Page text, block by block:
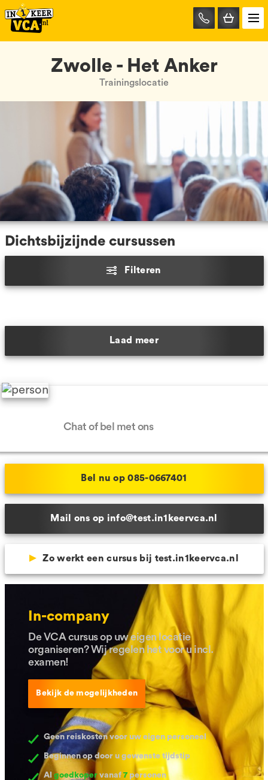
085-
0667401
Zwolle - Het Anker
Trainingslocatie
Dichtsbijzijnde cursussen
Filteren
Laad meer
Chat of bel met ons
Bel nu op 085-0667401
Mail ons op info@test.in1keervca.nl
Zo werkt een cursus bij test.in1keervca.nl
In-company
De VCA cursus op uw eigen locatie
organiseren? Wij regelen het voor u incl.
examen!
Bekijk de mogelijkheden
Geen reiskosten voor uw eigen personeel
Beginnen op door u gewenste tijdstip
Algoedkoper vanaf7personen